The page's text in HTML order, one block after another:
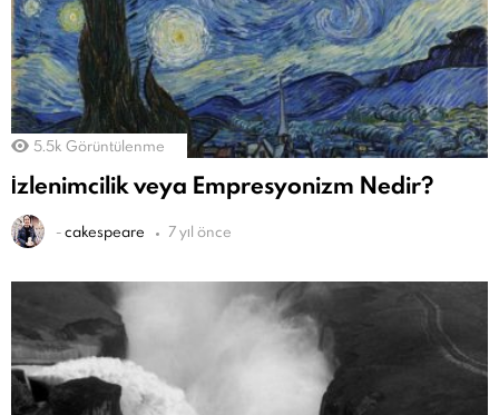
5.5k Görüntülenme
İzlenimcilik veya Empresyonizm Nedir?
-cakespeare 7 yıl önce